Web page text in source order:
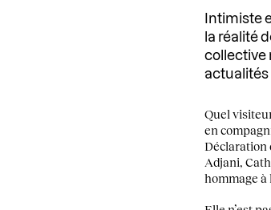
Intimiste
la réalité
collective
actualités
Quel
en
Déclaration
Adjani,
hommage à